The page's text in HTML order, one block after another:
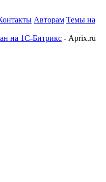
Авторам Темы на
на 1С-Битрикс - Aprix.ru